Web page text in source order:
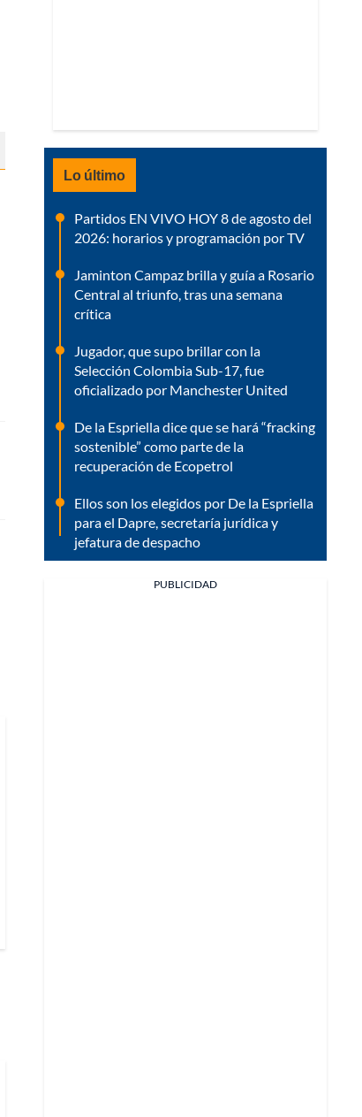
Lo último
Partidos EN VIVO HOY 8 de agosto del
2026: horarios y programación por TV
Jaminton Campaz brilla y guía a Rosario
Central al triunfo, tras una semana
crítica
Jugador, que supo brillar con la
Selección Colombia Sub-17, fue
oficializado por Manchester United
De la Espriella dice que se hará “fracking
sostenible” como parte de la
recuperación de Ecopetrol
Ellos son los elegidos por De la Espriella
para el Dapre, secretaría jurídica y
jefatura de despacho
PUBLICIDAD